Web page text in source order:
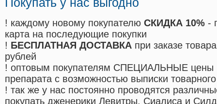
! каждому новому покупателю СКИДКА 10% -
карта на последующие покупки
! БЕСПЛАТНАЯ ДОСТАВКА при заказе
рублей
! оптовым покупателям СПЕЦИАЛЬНЫЕ цены
препарата с возможностью выписки
! так же у нас постоянно проводятся
покупать дженерики Левитры, Сиалиса и